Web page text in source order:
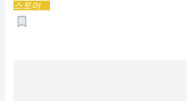
스토어